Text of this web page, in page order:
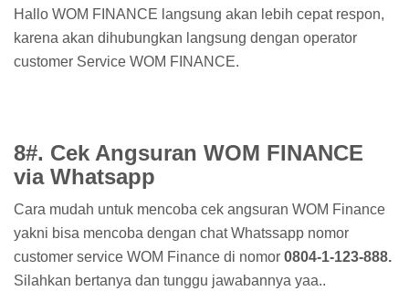
Hallo WOM FINANCE langsung akan lebih cepat respon,
karena akan dihubungkan langsung dengan operator
customer Service WOM FINANCE.
8#. Cek Angsuran WOM FINANCE
via Whatsapp
Cara mudah untuk mencoba cek angsuran WOM Finance
yakni bisa mencoba dengan chat Whatssapp nomor
customer service WOM Finance di nomor 0804-1-123-888.
Silahkan bertanya dan tunggu jawabannya yaa..